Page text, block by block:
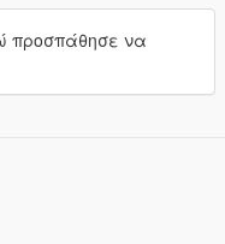
προσπάθησε να